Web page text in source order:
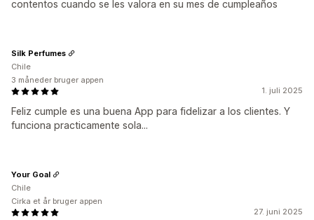
contentos cuando se les valora en su mes de cumpleaños
1. juli 2025
Feliz cumple es una buena App para fidelizar a los clientes. Y
funciona practicamente sola...
Silk Perfumes
Chile
3 måneder bruger appen
27. juni 2025
Your Goal
Chile
Cirka et år bruger appen